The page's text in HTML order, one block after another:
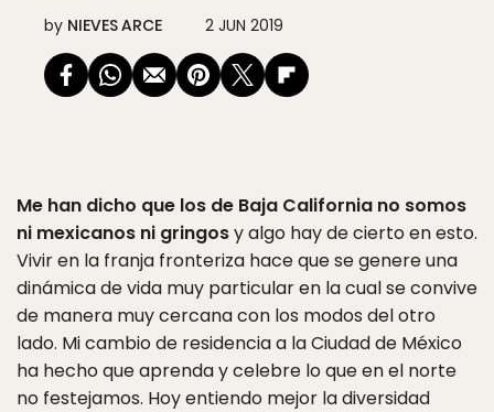
by NIEVES ARCE 2 JUN 2019
Me han dicho que los de Baja California no somos
ni mexicanos ni gringosy algo hay de cierto en esto.
Vivir en la franja fronteriza hace que se genere una
dinámica de vida muy particular en la cual se convive
de manera muy cercana con los modos del otro
lado. Mi cambio de residencia a la Ciudad de México
ha hecho que aprenda y celebre lo que en el norte
no festejamos. Hoy entiendo mejor la diversidad